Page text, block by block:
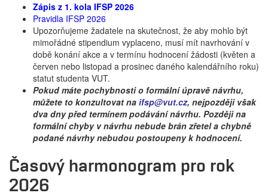
Zápis z 1. kola IFSP 2026
Pravidla IFSP 2026
Upozorňujeme žadatele na skutečnost, že aby mohlo být
mimořádné stipendium vyplaceno, musí mít navrhování v
době konání akce a v termínu hodnocení žádosti (květen a
červen nebo listopad a prosinec daného kalendářního roku)
statut studenta VUT.
Pokud máte pochybnosti o formální úpravě návrhu,
můžete to konzultovat na ifsp@vut.cz, nejpozději však
dva dny před termínem podávání návrhu. Později na
formální chyby v návrhu nebude brán zřetel a chybně
podané návrhy nebudou postoupeny k hodnocení.
Časový harmonogram pro rok
2026